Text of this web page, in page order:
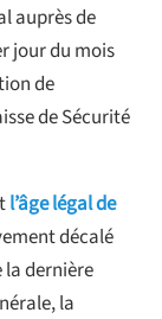
auprès de
jour du mois
de
de Sécurité
l’âge légal de
décalé
la dernière
la